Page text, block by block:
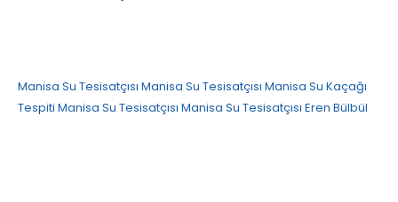
Manisa Su Tesisatçısı Manisa Su Tesisatçısı Manisa Su Kaçağı
Tespiti Manisa Su Tesisatçısı Manisa Su Tesisatçısı Eren Bülbül